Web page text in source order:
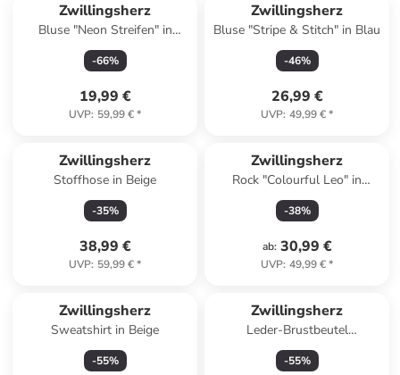
Zwillingsherz
Bluse "Neon Streifen" in
Hellblau/ Weiß/ Grün
-66%
19,99 €
UVP: 59,99 €*
Zwillingsherz
Bluse "Stripe & Stitch" in Blau
-46%
26,99 €
UVP: 49,99 €*
Zwillingsherz
Stoffhose in Beige
-35%
38,99 €
UVP: 59,99 €*
Zwillingsherz
Rock "Colourful Leo" in
Hellgrün/ Grün/ Pink
-38%
ab: 30,99 €
UVP: 49,99 €*
Zwillingsherz
Sweatshirt in Beige
-55%
Zwillingsherz
Leder-Brustbeutel
"Crossbody" in Silber - (B)23 x
(H)14 cm
-55%